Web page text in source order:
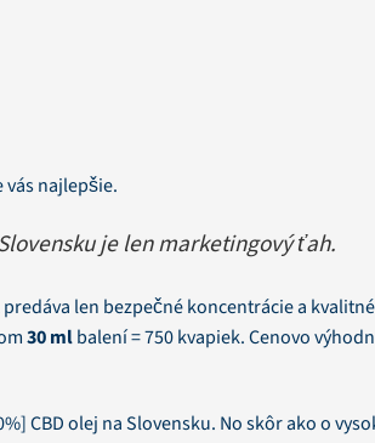
vás najlepšie.
je len marketingový ťah.
predáva len bezpečné koncentrácie a
30 mlbalení = 750 kvapiek. Cenovo
CBD olej na Slovensku. No skôr ako o